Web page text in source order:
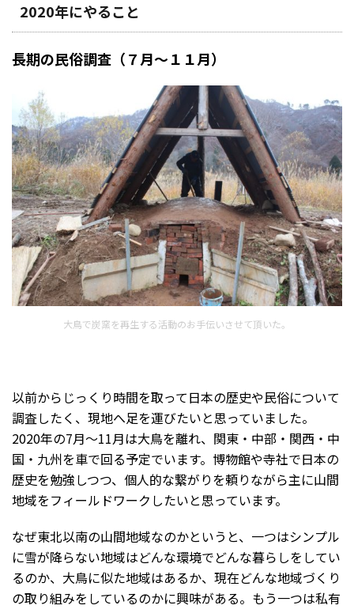
2020年にやること
長期の民俗調査（７月～１１月）
大鳥で炭窯を再生する活動のお手伝いさせて頂いた。
以前からじっくり時間を取って日本の歴史や民俗について
調査したく、現地へ足を運びたいと思っていました。
2020年の7月～11月は大鳥を離れ、関東・中部・関西・中
国・九州を車で回る予定でいます。博物館や寺社で日本の
歴史を勉強しつつ、個人的な繋がりを頼りながら主に山間
地域をフィールドワークしたいと思っています。
なぜ東北以南の山間地域なのかというと、一つはシンプル
に雪が降らない地域はどんな環境でどんな暮らしをしてい
るのか、大鳥に似た地域はあるか、現在どんな地域づくり
の取り組みをしているのかに興味がある。もう一つは私有